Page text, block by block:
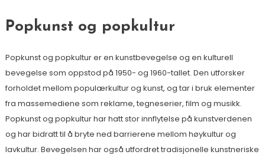
Popkunst og popkultur
Popkunst og popkultur er en kunstbevegelse og en kulturell
bevegelse som oppstod på 1950- og 1960-tallet. Den utforsker
forholdet mellom populærkultur og kunst, og tar i bruk elementer
fra massemediene som reklame, tegneserier, film og musikk.
Popkunst og popkultur har hatt stor innflytelse på kunstverdenen
og har bidratt til å bryte ned barrierene mellom høykultur og
lavkultur. Bevegelsen har også utfordret tradisjonelle kunstneriske